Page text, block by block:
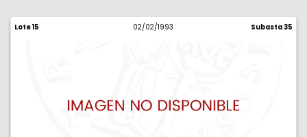
Lote 15 02/02/1993 Subasta 35